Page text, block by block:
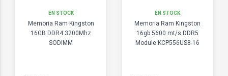
EN STOCK
Memoria Ram Kingston
16GB DDR4 3200Mhz
SODIMM
EN STOCK
Memoria Ram Kingston
16gb 5600 mt/s DDR5
Module KCP556US8-16